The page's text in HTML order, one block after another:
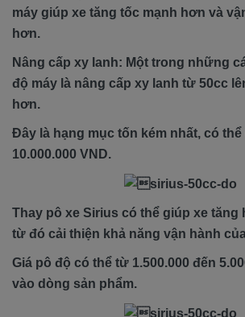
máy giúp xe tăng tốc mạnh hơn và
hơn.
Nâng cấp xy lanh: Một trong những
độ máy là nâng cấp xy lanh từ 50cc
hơn.
Đây là hạng mục tốn kém nhất, có thể
10.000.000 VND.
Thay pô xe Sirius có thể giúp xe tăng
từ đó cải thiện khả năng vận hành
Giá pô độ có thể từ 1.500.000 đến
vào dòng sản phẩm.